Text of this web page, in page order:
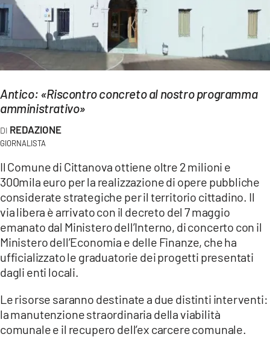
SPORT
Streaming
LAC NETWORK
LAC ONAIR
Network
LACPLAY.IT
LACTV.IT
LACONAIR.IT
LACITYMAG.IT
ILREGGINO.IT
COSENZACHANNEL.IT
Antico: «Riscontro concreto al nostro programma
amministrativo»
REDAZIONE
GIORNALISTA
Il Comune di Cittanova ottiene oltre 2 milioni e
300mila euro per la realizzazione di opere pubbliche
considerate strategiche per il territorio cittadino. Il
via libera è arrivato con il decreto del 7 maggio
emanato dal Ministero dell’Interno, di concerto con il
Ministero dell’Economia e delle Finanze, che ha
ufficializzato le graduatorie dei progetti presentati
dagli enti locali.
Le risorse saranno destinate a due distinti interventi:
la manutenzione straordinaria della viabilità
comunale e il recupero dell’ex carcere comunale.